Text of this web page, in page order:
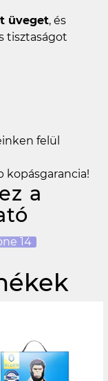
üveget, és
tisztaságot
felül
kopásgarancia!
a
14